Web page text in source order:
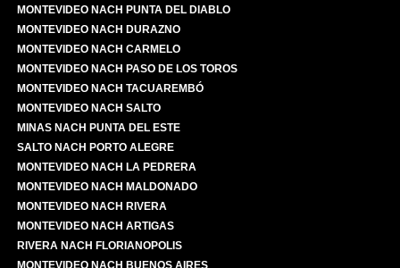
MONTEVIDEO NACH PUNTA DEL DIABLO
MONTEVIDEO NACH DURAZNO
MONTEVIDEO NACH CARMELO
MONTEVIDEO NACH PASO DE LOS TOROS
MONTEVIDEO NACH TACUAREMBÓ
MONTEVIDEO NACH SALTO
MINAS NACH PUNTA DEL ESTE
SALTO NACH PORTO ALEGRE
MONTEVIDEO NACH LA PEDRERA
MONTEVIDEO NACH MALDONADO
MONTEVIDEO NACH RIVERA
MONTEVIDEO NACH ARTIGAS
RIVERA NACH FLORIANOPOLIS
MONTEVIDEO NACH BUENOS AIRES